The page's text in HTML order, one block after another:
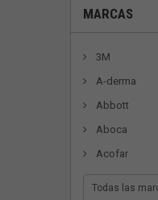
Vitis(19)
MARCAS
3M
A-derma
Abbott
Aboca
Acofar
Todas las